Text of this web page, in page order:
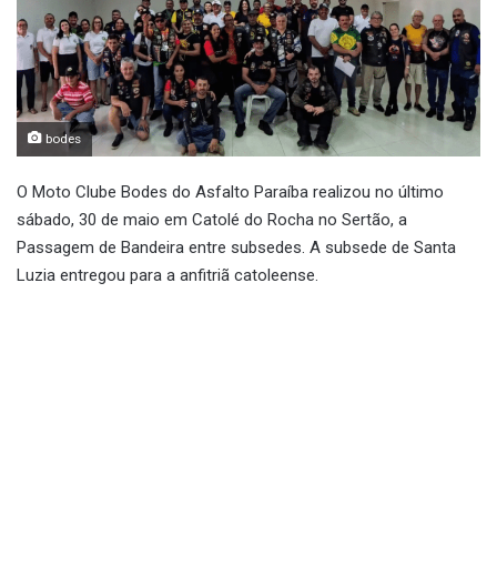
bodes
O Moto Clube Bodes do Asfalto Paraíba realizou no último
sábado, 30 de maio em Catolé do Rocha no Sertão, a
Passagem de Bandeira entre subsedes. A subsede de Santa
Luzia entregou para a anfitriã catoleense.